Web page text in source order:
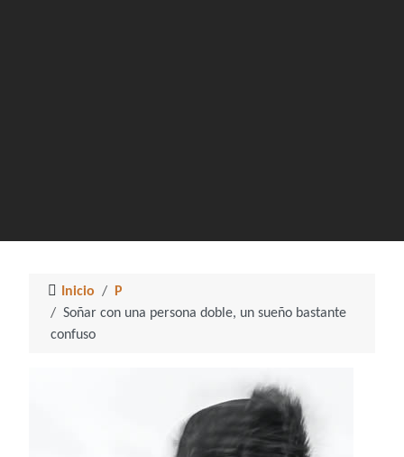
Inicio
P
Soñar con una persona doble, un sueño bastante
confuso